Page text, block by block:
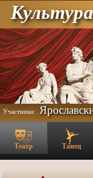
Участники:
Театр Танец